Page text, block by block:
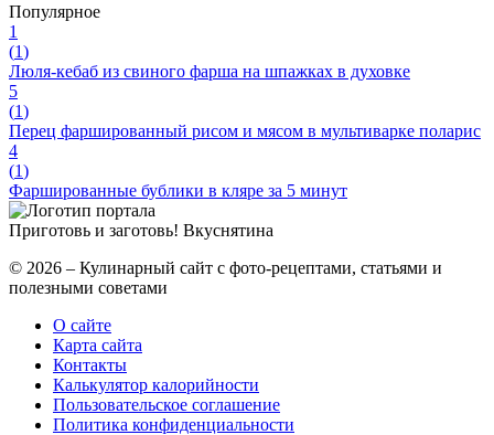
Популярное
1
(1)
Люля-кебаб из свиного фарша на шпажках в духовке
5
(1)
Перец фаршированный рисом и мясом в мультиварке поларис
4
(1)
Фаршированные бублики в кляре за 5 минут
Приготовь и заготовь! Вкуснятина
© 2026 – Кулинарный сайт с фото-рецептами, статьями и
полезными советами
О сайте
Карта сайта
Контакты
Калькулятор калорийности
Пользовательское соглашение
Политика конфиденциальности